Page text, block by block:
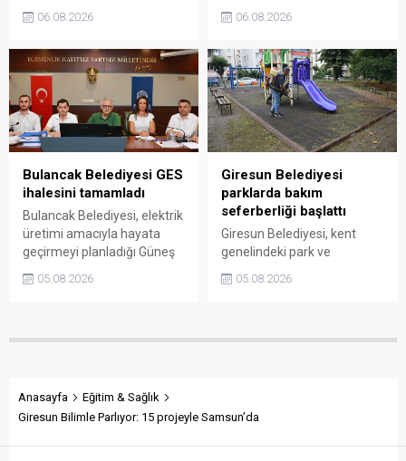
inşaat süreci başladı.
düzenlenen geniş katılımlı
törenle temeli atılan
projenin 18 ay içinde
tamamlanması
hedefleniyor.
06.08.2026
köşesine taşıdı. Sarı,
solunum cihazına bağlı bir
ambulans beklediğini
belirterek yetkililere çözüm
çağrısı yaptı.
06.08.2026
Bulancak Belediyesi GES
ihalesini tamamladı
Bulancak Belediyesi, elektrik
üretimi amacıyla hayata
geçirmeyi planladığı Güneş
Enerji Santrali projesinde
ihale sürecini başlattı. Dört
incelemelerin ardından
05.08.2026
Giresun Belediyesi
parklarda bakım
seferberliği başlattı
Giresun Belediyesi, kent
genelindeki park ve
bahçelerde temizlik, bakım
ve onarım çalışmalarını
kadar birçok noktada
getiriliyor.
05.08.2026
Anasayfa
Eğitim & Sağlık
Giresun Bilimle Parlıyor: 15 projeyle Samsun’da